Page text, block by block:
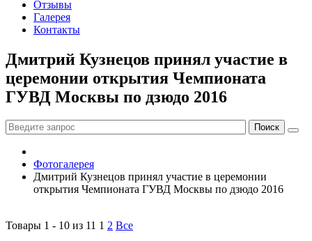
Отзывы
Галерея
Контакты
Дмитрий Кузнецов принял участие в
церемонии открытия Чемпионата
ГУВД Москвы по дзюдо 2016
Фотогалерея
Дмитрий Кузнецов принял участие в церемонии
открытия Чемпионата ГУВД Москвы по дзюдо 2016
Товары 1 - 10 из 11 1 2 Все